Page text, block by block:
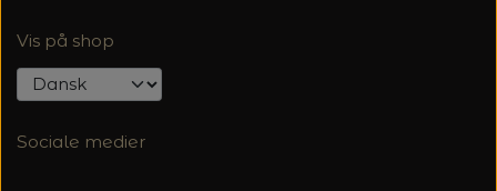
Vis på shop
Sociale medier